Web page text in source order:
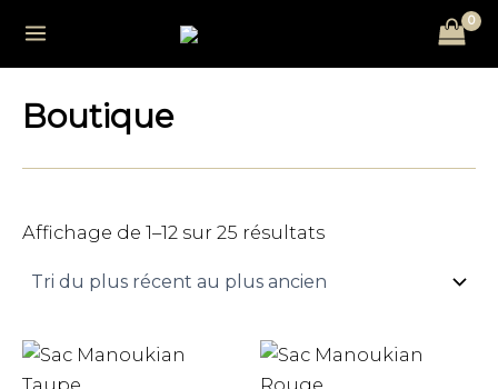
contenu
Main
Menu
Boutique
Affichage de 1–12 sur 25 résultats